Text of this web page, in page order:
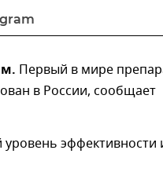
Первый в мире
в России, сообщает
эффективности